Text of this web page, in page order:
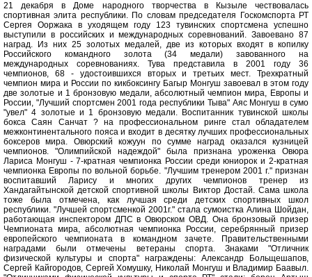
21 декабря в Доме народного творчества в Кызыле чествовалась
спортивная элита республики. По словам председателя Госкомспорта РТ
Сергея Ооржака в уходящем году 123 тувинских спортсмена успешно
выступили в российских и международных соревнований. Завоевано 87
наград. Из них 25 золотых медалей, две из которых входят в копилку
Российского командного золота (34 медали) завованного на
международных соревнованиях. Тува представила в 2001 году 36
чемпионов, 68 - удостоившихся вторых и третьих мест. Трехкратный
чемпион мира и России по кикбоксингу Багыр Монгуш завоевал в этом году
две золотые и 1 бронзовую медали, абсолютный чемпион мира, Европы и
России, "Лучший спортсмен 2001 года республики Тыва" Аяс Монгуш в сумо
"увел" 4 золотые и 1 бронзовую медали. Воспитанник тувинской школы
бокса Саян Санчат ? на профессиональном ринге стал обладателем
межконтинентального пояса и входит в десятку лучших профессиональных
боксеров мира. Овюрский кожуун по сумме наград оказался кузницей
чемпионов. "Олимпийской надеждой" была признана уроженка Овюра
Лариса Монгуш - 7-кратная чемпионка России среди юниорок и 2-кратная
чемпионка Европы по вольной борьбе. "Лучшим тренером 2001 г." признан
воспитавший Ларису и многих других чемпионов тренер из
Хандагайтынской детской спортивной школы Виктор Достай. Сама школа
тоже была отмечена, как лучшая среди детских спортивных школ
республики. "Лучшей спортсменкой 2001г." стала сумоистка Алина Шойдан,
работающая инспектором ДПС в Овюрском ОВД. Она бронзовый призер
Чемпионата мира, абсолютная чемпионка России, серебрянный призер
европейского чемпионата в командном зачете. Правительственными
наградами были отмечены ветераны спорта. Знаками "Отличник
физической культуры и спорта" награждены: Александр Больщешапов,
Сергей Кайгородов, Сергей Хомушку, Николай Монгуш и Владимир Баавыл.